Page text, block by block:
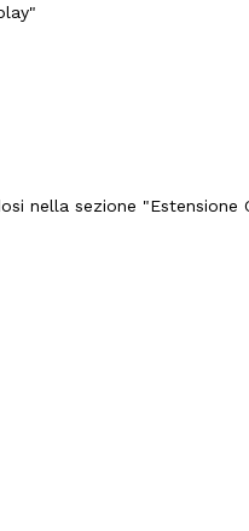
nella sezione "Estensione